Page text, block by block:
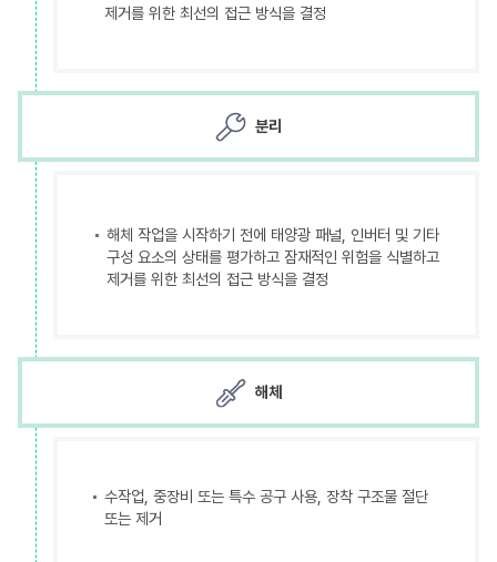
제거를 위한 최선의 접근 방식을 결정
분리
해체 작업을 시작하기 전에 태양광 패널, 인버터 및 기타
구성 요소의 상태를 평가하고 잠재적인 위험을 식별하고
제거를 위한 최선의 접근 방식을 결정
해체
수작업, 중장비 또는 특수 공구 사용, 장착 구조물 절단
또는 제거